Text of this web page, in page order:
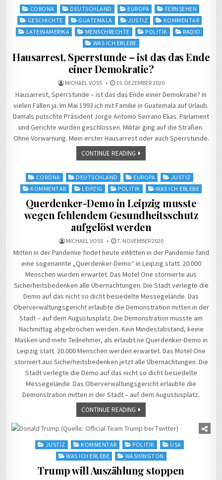
Posted
in
CORONA DEUTSCHLAND EUROPA
FERNSEHEN
GESCHICHTE
GUATEMALA JUSTIZ
KOMMENTAR
LATEINAMERIKA
MENSCHRECHTE POLITIK
RADIO
WAS ICH ERLEBE
Hausarrest, Sperrstunde – ist das das Ende
einer Demokratie?
MICHAEL VOSS 15. DEZEMBER 2020
Hausarrest, Sperrstunde – ist das das Ende einer Demokratie? In
vielen Fällen ja. Im Mai 1993 ich mit Familie in Guatemala auf Urlaub.
Damals putschte Präsident Jorge Antonio Serrano Elias. Parlament
und Gerichte wurden geschlossen. Militär ging auf die Straßen.
Ohne Vorwarnung. Mein erster Hausarrest oder auch Sperrstunde.
CONTINUE READING
Posted
in
CORONA DEUTSCHLAND EUROPA
JUSTIZ
KOMMENTAR
LEIPZIG POLITIK WAS ICH ERLEBE
Querdenker-Demo in Leipzig musste
wegen fehlendem Gesundheitsschutz
aufgelöst werden
MICHAEL VOSS 7. NOVEMBER 2020
Mitten in der Pandemie findet heute eiMitten in der Pandemie fand
eine sogenannte „Querdenker-Demo“ in Leipzig statt. 20.000
Menschen wurden erwartet. Das Motel One stornierte aus
Sicherheitsbedenken alle Übernachtungen. Die Stadt verlegte die
Demo auf das nicht so dicht besiedelte Messegelände. Das
Oberverwaltungsgericht erlaubte die Demonstration mitten in der
Stadt – auf dem Augustusplatz. Die Demonstration musste am
Nachmittag abgebrochen werden. Kein Mindestabstand, keine
Masken und mehr Teilnehmer, als erlaubt.ne Querdenker-Demo in
Leipzig statt. 20.000 Menschen werden erwartet. Das Motel One
storniert aus Sicherheitsbedenken jetzt alle Übernachtungen. Die
Stadt verlegte die Demo auf das nicht so dicht besiedelte
Messegelände. Das Oberverwaltungsgericht erlaubte die
Demonstration mitten in der Stadt – auf dem Augustusplatz.
CONTINUE READING
Posted
JUSTIZ KOMMENTAR POLITIK
USA
WAS ICH ERLEBE
WASHINGTON
Trump will Auszählung stoppen